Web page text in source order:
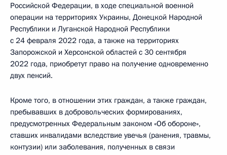
Российской Федерации, в ходе специальной военной
операции на территориях Украины, Донецкой Народной
Республики и Луганской Народной Республики
с 24 февраля 2022 года, а также на территориях
Запорожской и Херсонской областей с 30 сентября
2022 года, приобретут право на получение одновременно
двух пенсий.
Кроме того, в отношении этих граждан, а также граждан,
пребывавших в добровольческих формированиях,
предусмотренных Федеральным законом «Об обороне»,
ставших инвалидами вследствие увечья (ранения, травмы,
контузии) или заболевания, полученных в связи